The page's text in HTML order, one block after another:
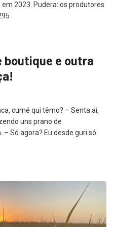
2023. Pudera: os produtores
boutique e outra
cumé qui têmo? – Senta aí,
uns prano de
Só agora? Eu desde guri só